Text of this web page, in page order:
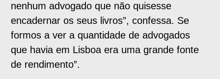
nenhum advogado que não quisesse
encadernar os seus livros”, confessa. Se
formos a ver a quantidade de advogados
que havia em Lisboa era uma grande fonte
de rendimento”.